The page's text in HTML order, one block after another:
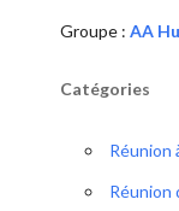
Groupe : AA
Catégories
Réunion
Réunion